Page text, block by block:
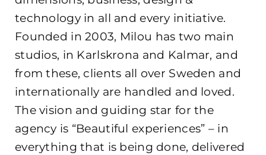
technology in all and every initiative.
Founded in 2003, Milou has two main
studios, in Karlskrona and Kalmar, and
from these, clients all over Sweden and
internationally are handled and loved.
The vision and guiding star for the
agency is “Beautiful experiences” – in
everything that is being done, delivered